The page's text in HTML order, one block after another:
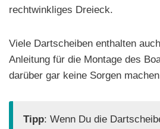
rechtwinkliges Dreieck.
Viele Dartscheiben enthalten
Anleitung für die Montage des
darüber gar keine Sorgen
Tipp: Wenn Du die